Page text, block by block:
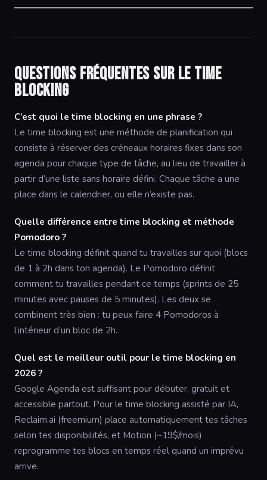
Questions fréquentes sur le time
blocking
C’est quoi le time blocking en une phrase ?
Le time blocking est une méthode de planification qui
consiste à réserver des créneaux horaires fixes dans son
agenda pour chaque type de tâche, au lieu de travailler à
partir d’une liste sans horaire défini. Chaque tâche a une
place dans le calendrier, ou elle n’existe pas.
Quelle différence entre time blocking et méthode
Pomodoro ?
Le time blocking définit quand tu travailles sur quoi (blocs
de 1 à 2h dans ton agenda). Le Pomodoro définit
comment tu travailles pendant ce temps (sprints de 25
minutes avec pauses de 5 minutes). Les deux se
combinent très bien : tu peux faire 4 Pomodoros à
l’intérieur d’un bloc de 2h.
Quel est le meilleur outil pour le time blocking en
2026 ?
Google Agenda est suffisant pour débuter, gratuit et
accessible partout. Pour le time blocking assisté par IA,
Reclaim.ai (freemium) place automatiquement tes tâches
selon tes disponibilités, et Motion (~19$/mois)
reprogramme tes blocs en temps réel quand un imprévu
arrive.